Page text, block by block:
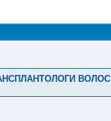
ВОЛОС